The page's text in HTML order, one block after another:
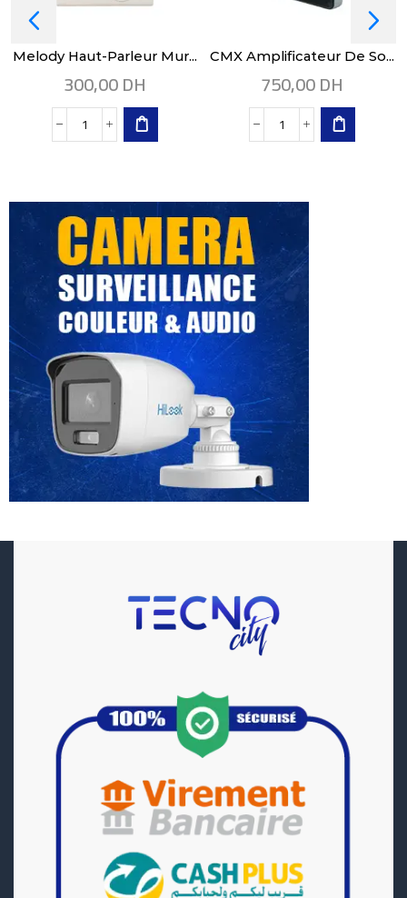
Melody Haut-Parleur Mur...
300,00DH
CMX Amplificateur De So...
750,00DH